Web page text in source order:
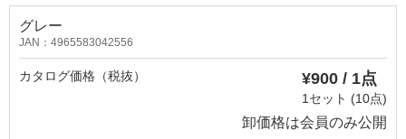
グレー
JAN：4965583042556
カタログ価格（税抜） ¥900 / 1点
1セット (10点)
卸価格は会員のみ公開